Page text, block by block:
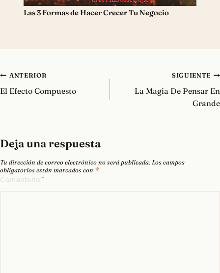
Las 3 Formas de Hacer Crecer Tu Negocio
Navegación
de
ANTERIOR
El Efecto Compuesto
SIGUIENTE
La Magia De Pensar En
Grande
Deja una respuesta
Tu dirección de correo electrónico no será publicada. Los campos
obligatorios están marcados con *
Comentario *